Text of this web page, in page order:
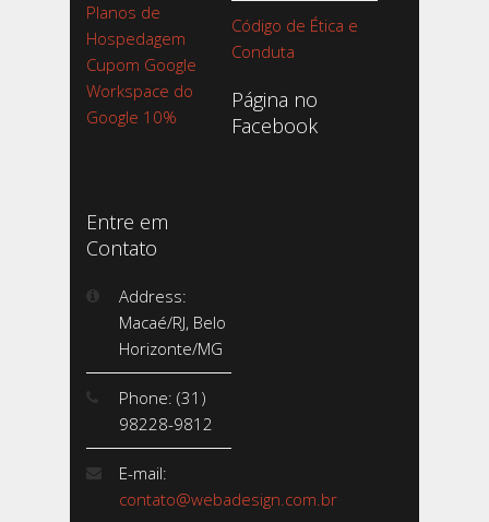
Planos de
Hospedagem
Cupom Google
Workspace do
Google 10%
Código de Ética e
Conduta
Página no
Facebook
Entre em
Contato
Address:
Macaé/RJ, Belo
Horizonte/MG
Phone: (31)
98228-9812
E-mail:
contato@webadesign.com.br